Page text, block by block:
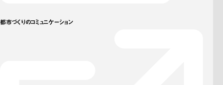
都市づくりのコミュニケーション